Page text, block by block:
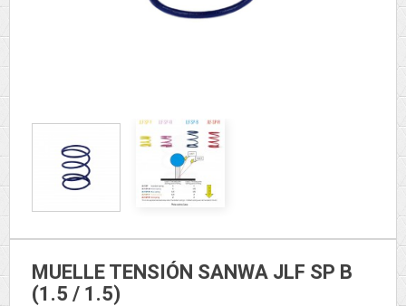
MUELLE TENSIÓN SANWA JLF SP B
(1.5 / 1.5)